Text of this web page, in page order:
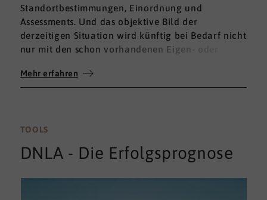
Standortbestimmungen, Einordnung und
Assessments. Und das objektive Bild der
derzeitigen Situation wird künftig bei Bedarf nicht
nur mit den schon vorhandenen Eigen- oder
umfassenden 360°-Feedback.
Mehr erfahren
TOOLS
DNLA - Die Erfolgsprognose